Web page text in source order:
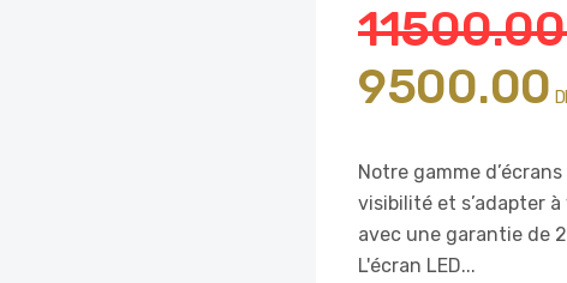
9500.00
Notre gamme
visibilité et s’adapter
avec une garantie de
L'écran LED...